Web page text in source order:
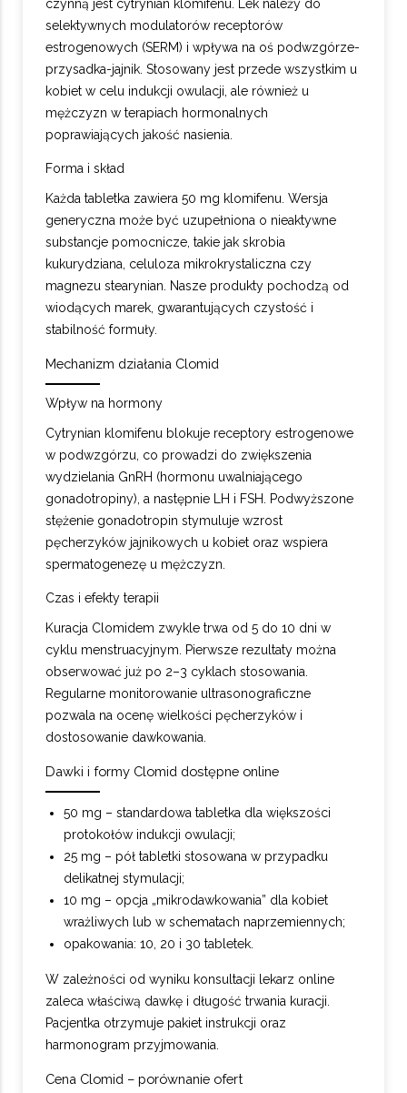
czynną jest cytrynian klomifenu. Lek należy do
selektywnych modulatorów receptorów
estrogenowych (SERM) i wpływa na oś podwzgórze-
przysadka-jajnik. Stosowany jest przede wszystkim u
kobiet w celu indukcji owulacji, ale również u
mężczyzn w terapiach hormonalnych
poprawiających jakość nasienia.
Forma i skład
Każda tabletka zawiera 50 mg klomifenu. Wersja
generyczna może być uzupełniona o nieaktywne
substancje pomocnicze, takie jak skrobia
kukurydziana, celuloza mikrokrystaliczna czy
magnezu stearynian. Nasze produkty pochodzą od
wiodących marek, gwarantujących czystość i
stabilność formuły.
Mechanizm działania Clomid
Wpływ na hormony
Cytrynian klomifenu blokuje receptory estrogenowe
w podwzgórzu, co prowadzi do zwiększenia
wydzielania GnRH (hormonu uwalniającego
gonadotropiny), a następnie LH i FSH. Podwyższone
stężenie gonadotropin stymuluje wzrost
pęcherzyków jajnikowych u kobiet oraz wspiera
spermatogenezę u mężczyzn.
Czas i efekty terapii
Kuracja Clomidem zwykle trwa od 5 do 10 dni w
cyklu menstruacyjnym. Pierwsze rezultaty można
obserwować już po 2–3 cyklach stosowania.
Regularne monitorowanie ultrasonograficzne
pozwala na ocenę wielkości pęcherzyków i
dostosowanie dawkowania.
Dawki i formy Clomid dostępne online
50 mg – standardowa tabletka dla większości
protokołów indukcji owulacji;
25 mg – pół tabletki stosowana w przypadku
delikatnej stymulacji;
10 mg – opcja „mikrodawkowania” dla kobiet
wrażliwych lub w schematach naprzemiennych;
opakowania: 10, 20 i 30 tabletek.
W zależności od wyniku konsultacji lekarz online
zaleca właściwą dawkę i długość trwania kuracji.
Pacjentka otrzymuje pakiet instrukcji oraz
harmonogram przyjmowania.
Cena Clomid – porównanie ofert